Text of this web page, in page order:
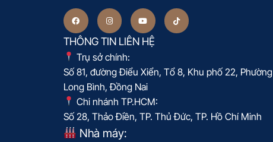
THÔNG TIN LIÊN HỆ
Trụ sở chính:
Số 81, đường Điểu Xiển, Tổ 8, Khu phố 22, Phường
Long Bình, Đồng Nai
Chi nhánh TP.HCM:
Số 28, Thảo Điền, TP. Thủ Đức, TP. Hồ Chí Minh
Nhà máy: